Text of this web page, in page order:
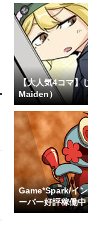
【大人気4コマ
Maiden）
Game*Spark/イ
ーバー好評稼働中